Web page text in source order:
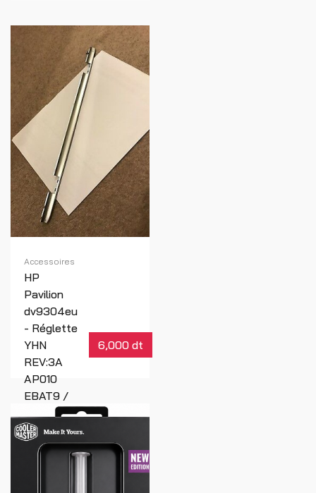
Accessoires
HP
Pavilion
dv9304eu
- Réglette
YHN
REV:3A
AP010
EBAT9 /
6,000 dt
Réf : 00128